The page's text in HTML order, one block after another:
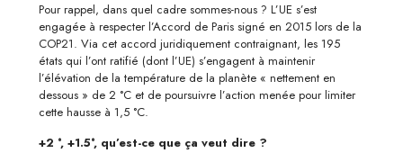
Pour rappel, dans quel cadre sommes-nous ? L’UE s’est
engagée à respecter l’Accord de Paris signé en 2015 lors de la
COP21. Via cet accord juridiquement contraignant, les 195
états qui l’ont ratifié (dont l’UE) s’engagent à maintenir
l’élévation de la température de la planète « nettement en
dessous » de 2 °C et de poursuivre l’action menée pour limiter
cette hausse à 1,5 °C.
+2 °, +1.5°, qu’est-ce que ça veut dire ?